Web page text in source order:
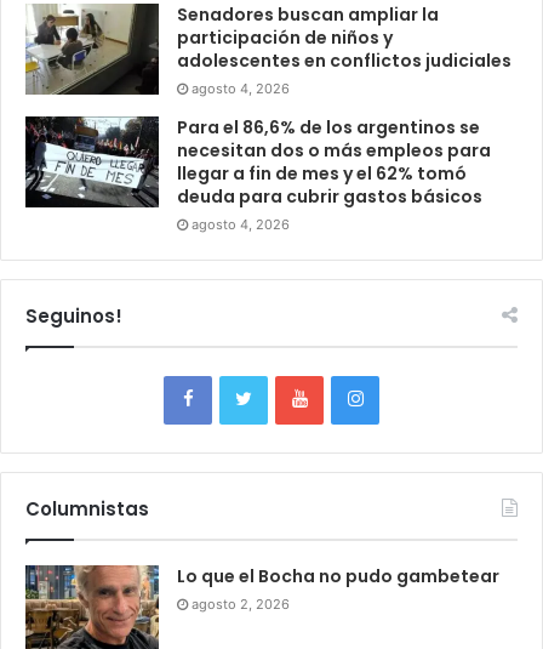
Senadores buscan ampliar la
participación de niños y
adolescentes en conflictos judiciales
agosto 4, 2026
Para el 86,6% de los argentinos se
necesitan dos o más empleos para
llegar a fin de mes y el 62% tomó
deuda para cubrir gastos básicos
agosto 4, 2026
Seguinos!
Columnistas
Lo que el Bocha no pudo gambetear
agosto 2, 2026